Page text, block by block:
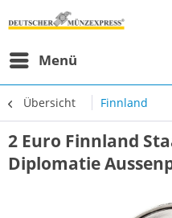
Menü
Übersicht Finnland
2 Euro Finnland
Diplomatie